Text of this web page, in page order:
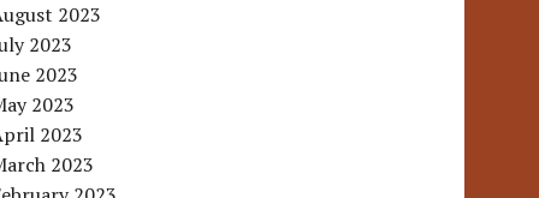
2023
2023
2023
2023
2023
2023